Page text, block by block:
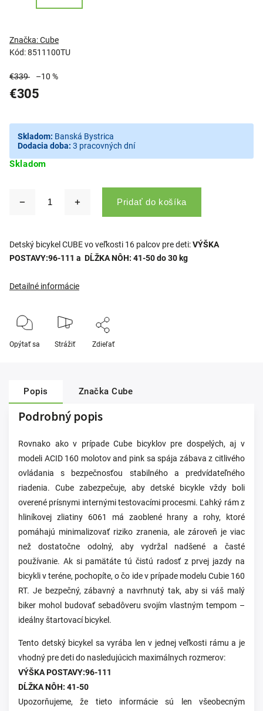
Kód:8511100TU
Značka:Cube
€339 –10 %
€305
Skladom
Skladom: Banská Bystrica
Dodacia doba: 3 pracovných dní
Pridať do košíka
Detský bicykel CUBE vo veľkosti 16 palcov pre deti:VÝŠKA
POSTAVY:96-111 a DĹŽKA NÔH: 41-50 do 30 kg
Detailné informácie
Opýtať sa Strážiť Zdieľať
Popis Značka Cube
Podrobný popis
Rovnako ako v prípade Cube bicyklov pre dospelých, aj v
modeli ACID 160 molotov and pink sa spája zábava z citlivého
ovládania s bezpečnosťou stabilného a predvídateľného
riadenia. Cube zabezpečuje, aby detské bicykle vždy boli
overené prísnymi internými testovacími procesmi. Ľahký rám z
hliníkovej zliatiny 6061 má zaoblené hrany a rohy, ktoré
pomáhajú minimalizovať riziko zranenia, ale zároveň je viac
než dostatočne odolný, aby vydržal nadšené a časté
používanie. Ak si pamätáte tú čistú radosť z prvej jazdy na
bicykli v teréne, pochopíte, o čo ide v prípade modelu Cubie 160
RT. Je bezpečný, zábavný a navrhnutý tak, aby si váš malý
biker mohol budovať sebadôveru svojím vlastným tempom –
ideálny štartovací bicykel.
Tento detský bicykel sa vyrába len v jednej veľkosti rámu a je
vhodný pre deti do nasledujúcich maximálnych rozmerov:
VÝŠKA POSTAVY:96-111
DĹŽKA NÔH: 41-50
Upozorňujeme, že tieto informácie sú len všeobecným